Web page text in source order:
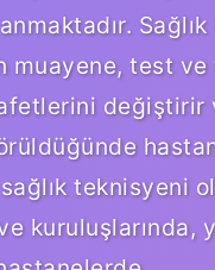
test ve
teknisyeni
kuruluşlarında,